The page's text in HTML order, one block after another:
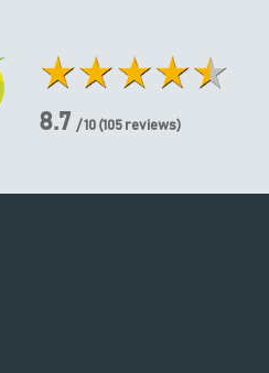
8.7 / 10 (105 reviews)